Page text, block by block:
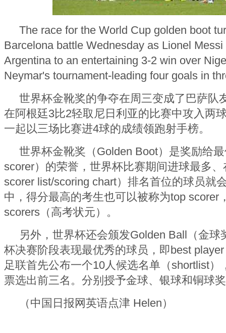
The race for the World Cup golden boot
Barcelona battle Wednesday as Lionel
Argentina to an entertaining 3-2 win over
Neymar's tournament-leading four goals in
世界杯金靴奖的争夺在周三变成了巴萨队
在阿根廷3比2轻取尼日利亚的比赛中攻入两
一起以三场比赛进4球的成绩领跑射手榜。
世界杯金靴奖（Golden Boot）是奖励给
scorer）的荣誉，世界杯比赛期间进球最多
scorer list/scoring chart）排名首位的球员就
中，得分最高的考生也可以被称为top scorer
scorers（高考状元）。
另外，世界杯还会颁发Golden Ball（金球
杯决赛阶段表现最优秀的球员，即best
足联首先公布一个10人候选名单（shortlist）
票选出前三名。分别授予金球、银球和铜球
（中国日报网英语点津 Helen）